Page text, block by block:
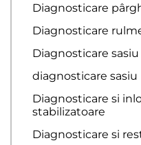
Diagnosticare
Diagnosticare
Diagnosticare sasiu
diagnosticare sasiu
Diagnosticare si
stabilizatoare
Diagnosticare si